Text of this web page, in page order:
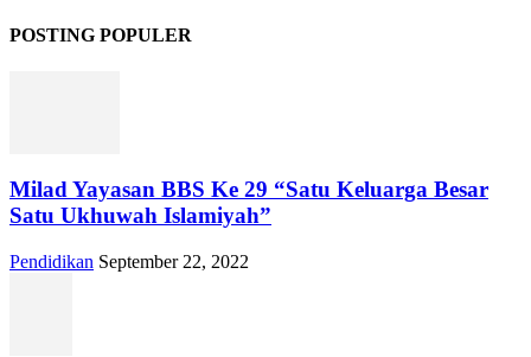
POSTING POPULER
Milad Yayasan BBS Ke 29 “Satu Keluarga Besar
Satu Ukhuwah Islamiyah”
Pendidikan September 22, 2022